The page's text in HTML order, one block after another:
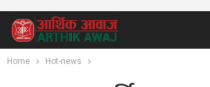
Home Hot-news